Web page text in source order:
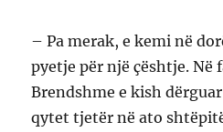
– Pa merak, e kemi në
pyetje për një çështje. Në
Brendshme e kish
qytet tjetër në ato